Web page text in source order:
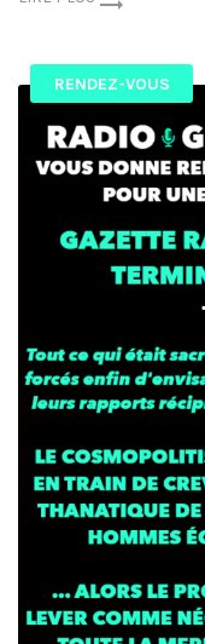
RENDEZ-VOUS